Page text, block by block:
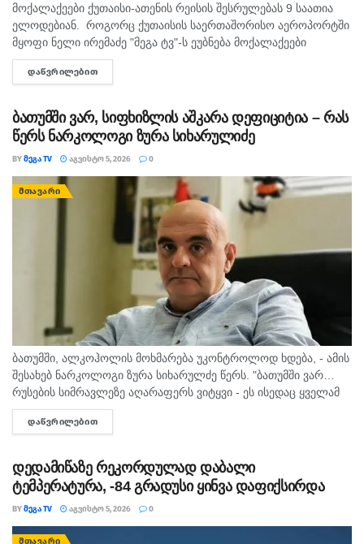
მოქალაქეები ქუთაისი-ათენის რეისის შესრულებას 9 საათია
ელოდებიან. როგორც ქუთაისის საერთაშორისო აეროპორტში
მყოფი ნელი ირემაძე "მეგა ტვ"-ს ეუბნება მოქალაქეები
შუაღამის შემდეგ ელოდებიან რეისს, თუმცა მათი ფრენა უკვე
ორჯერ გადაიდო. მისივე თქმით...
ᲓᲐᲬᲕᲠᲘᲚᲔᲑᲘᲗ
ბათუმში ვარ, სიფხიზლის აშკარა დეფიციტია – რას
წერს ნარკოლოგი ზურა სიხარულიძე
BYᲛᲔᲒᲐ TV ᲐᲒᲕᲘᲡᲢᲝ 5, 2026 0
ᲛᲗᲐᲕᲐᲠᲘ
ბათუმში, ალკოჰოლის მოხმარება უკონტროლოდ ხდება, - ამის
შესახებ ნარკოლოგი ზურა სიხარულძე წერს. "ბათუმში ვარ…
რუსების სიმრავლეზე აღარაფერს ვიტყვი - ეს ისედაც ყველამ
იცის. მინდა სხვა, უფრო მნიშვნელოვანი საკითხი
გამოვყო.პირველი, რაც თვალში...
ᲓᲐᲬᲕᲠᲘᲚᲔᲑᲘᲗ
დედამიწაზე რეკორდულად დაბალი
ტემპერატურა, -84 გრადუსი ყინვა დაფიქსირდა
BYᲛᲔᲒᲐ TV ᲐᲒᲕᲘᲡᲢᲝ 5, 2026 0
ᲛᲗᲐᲕᲐᲠᲘ